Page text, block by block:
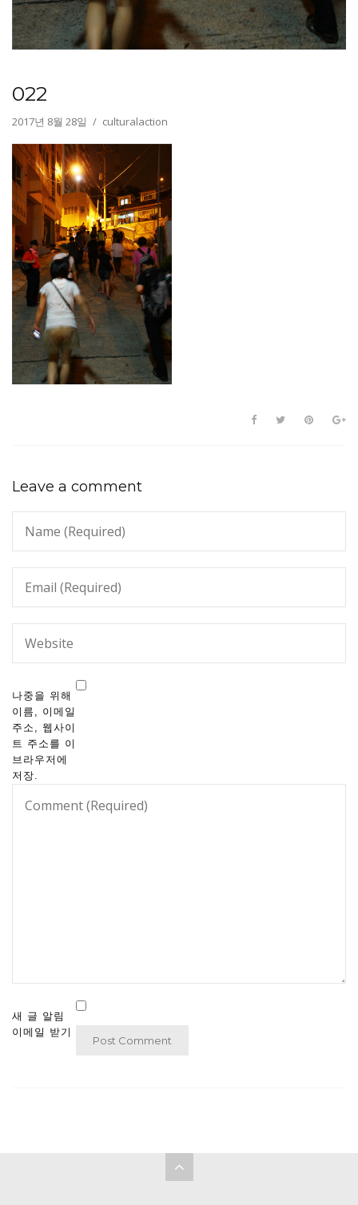
022
2017년 8월 28일 culturalaction
Leave a comment
나중을 위해
이름, 이메일
주소, 웹사이
트 주소를 이
브라우저에
저장.
새 글 알림
이메일 받기